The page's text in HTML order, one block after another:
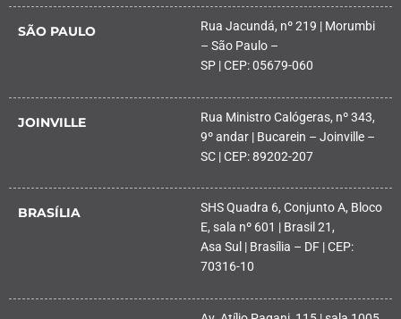
SÃO PAULO
Rua Jacundá, nº 219 | Morumbi
– São Paulo –
SP | CEP: 05679-060
JOINVILLE
Rua Ministro Calógeras, nº 343,
9º andar | Bucarein – Joinville –
SC | CEP: 89202-207
BRASÍLIA
SHS Quadra 6, Conjunto A, Bloco
E, sala nº 601 | Brasil 21,
Asa Sul | Brasília – DF | CEP:
70316-10